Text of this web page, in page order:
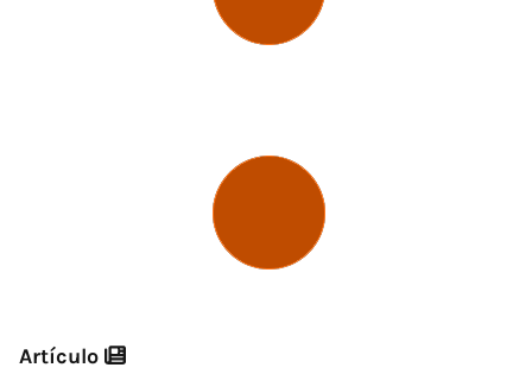
Artículo